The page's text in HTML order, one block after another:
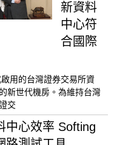
新資料
中心符
合國際
用的台灣證券交易所資
新世代機房。為維持台灣
交
中心效率 Softing